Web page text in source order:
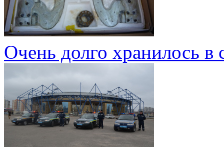
Очень долго хранилось в